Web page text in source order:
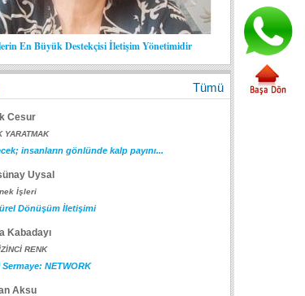
En Büyük Destekçisi İletişim Yönetimidir
Tümü
Cesur
YARATMAK
insanların gönlünde kalp payını...
Uysal
İşleri
Dönüşüm İletişimi
Kabadayı
RENK
Sermaye: NETWORK
Aksu